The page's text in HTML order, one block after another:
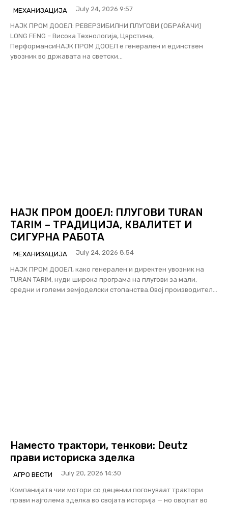
МЕХАНИЗАЦИЈА July 24, 2026 9:57
НАЈК ПРОМ ДООЕЛ: РЕВЕРЗИБИЛНИ ПЛУГОВИ (ОБРАЌАЧИ)
LONG FENG – Висока Технологија, Цврстина,
ПерформансиНАЈК ПРОМ ДООЕЛ е генерален и единствен
увозник во државата на светски...
НАЈК ПРОМ ДООЕЛ: ПЛУГОВИ TURAN
TARIM – ТРАДИЦИЈА, КВАЛИТЕТ И
СИГУРНА РАБОТА
МЕХАНИЗАЦИЈА July 24, 2026 8:54
НАЈК ПРОМ ДООЕЛ, како генерален и директен увозник на
TURAN TARIM, нуди широка програма на плугови за мали,
средни и големи земјоделски стопанства.Овој производител...
Наместо трактори, тенкови: Deutz
прави историска зделка
АГРО ВЕСТИ July 20, 2026 14:30
Компанијата чии мотори со децении погонуваат трактори
прави најголема зделка во својата историја — но овојпат во